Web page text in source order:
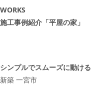
WORKS
施工事例紹介「平屋の家」
シンプルでスムーズに動け
新築 一宮市